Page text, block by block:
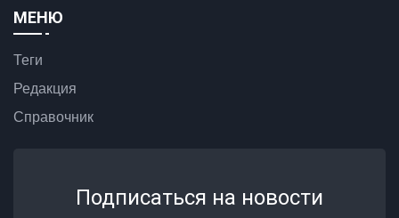
МЕНЮ
Теги
Редакция
Справочник
Подписаться на новости